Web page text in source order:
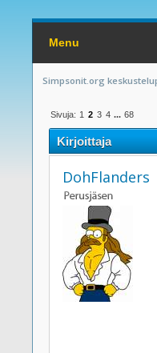
Menu
Simpsonit.org
Sivuja: 1 2 3 4 ... 68
Kirjoittaja
DohFlanders